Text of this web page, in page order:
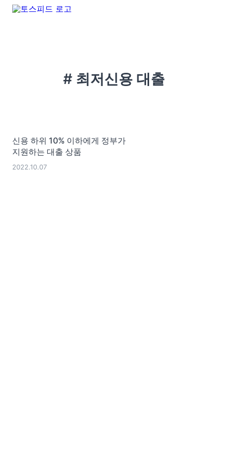
# 최저신용 대출
신용 하위 10% 이하에게 정부가
지원하는 대출 상품
2022.10.07